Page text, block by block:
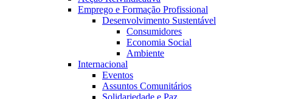
Emprego e Formação Profissional
Desenvolvimento Sustentável
Consumidores
Economia Social
Ambiente
Internacional
Eventos
Assuntos Comunitários
Solidariedade e Paz